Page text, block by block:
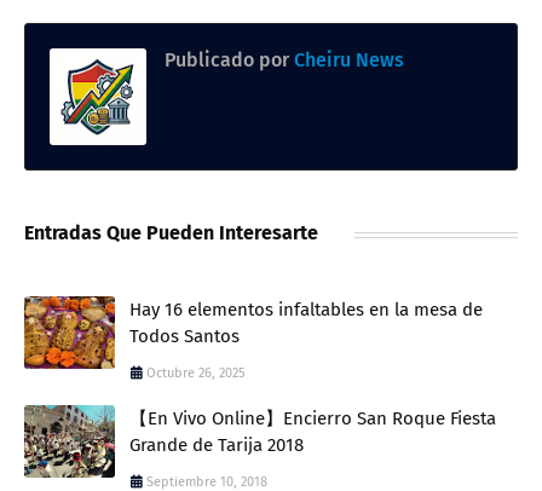
Publicado por Cheiru News
Entradas Que Pueden Interesarte
Hay 16 elementos infaltables en la mesa de
Todos Santos
Octubre 26, 2025
【En Vivo Online】Encierro San Roque Fiesta
Grande de Tarija 2018
Septiembre 10, 2018